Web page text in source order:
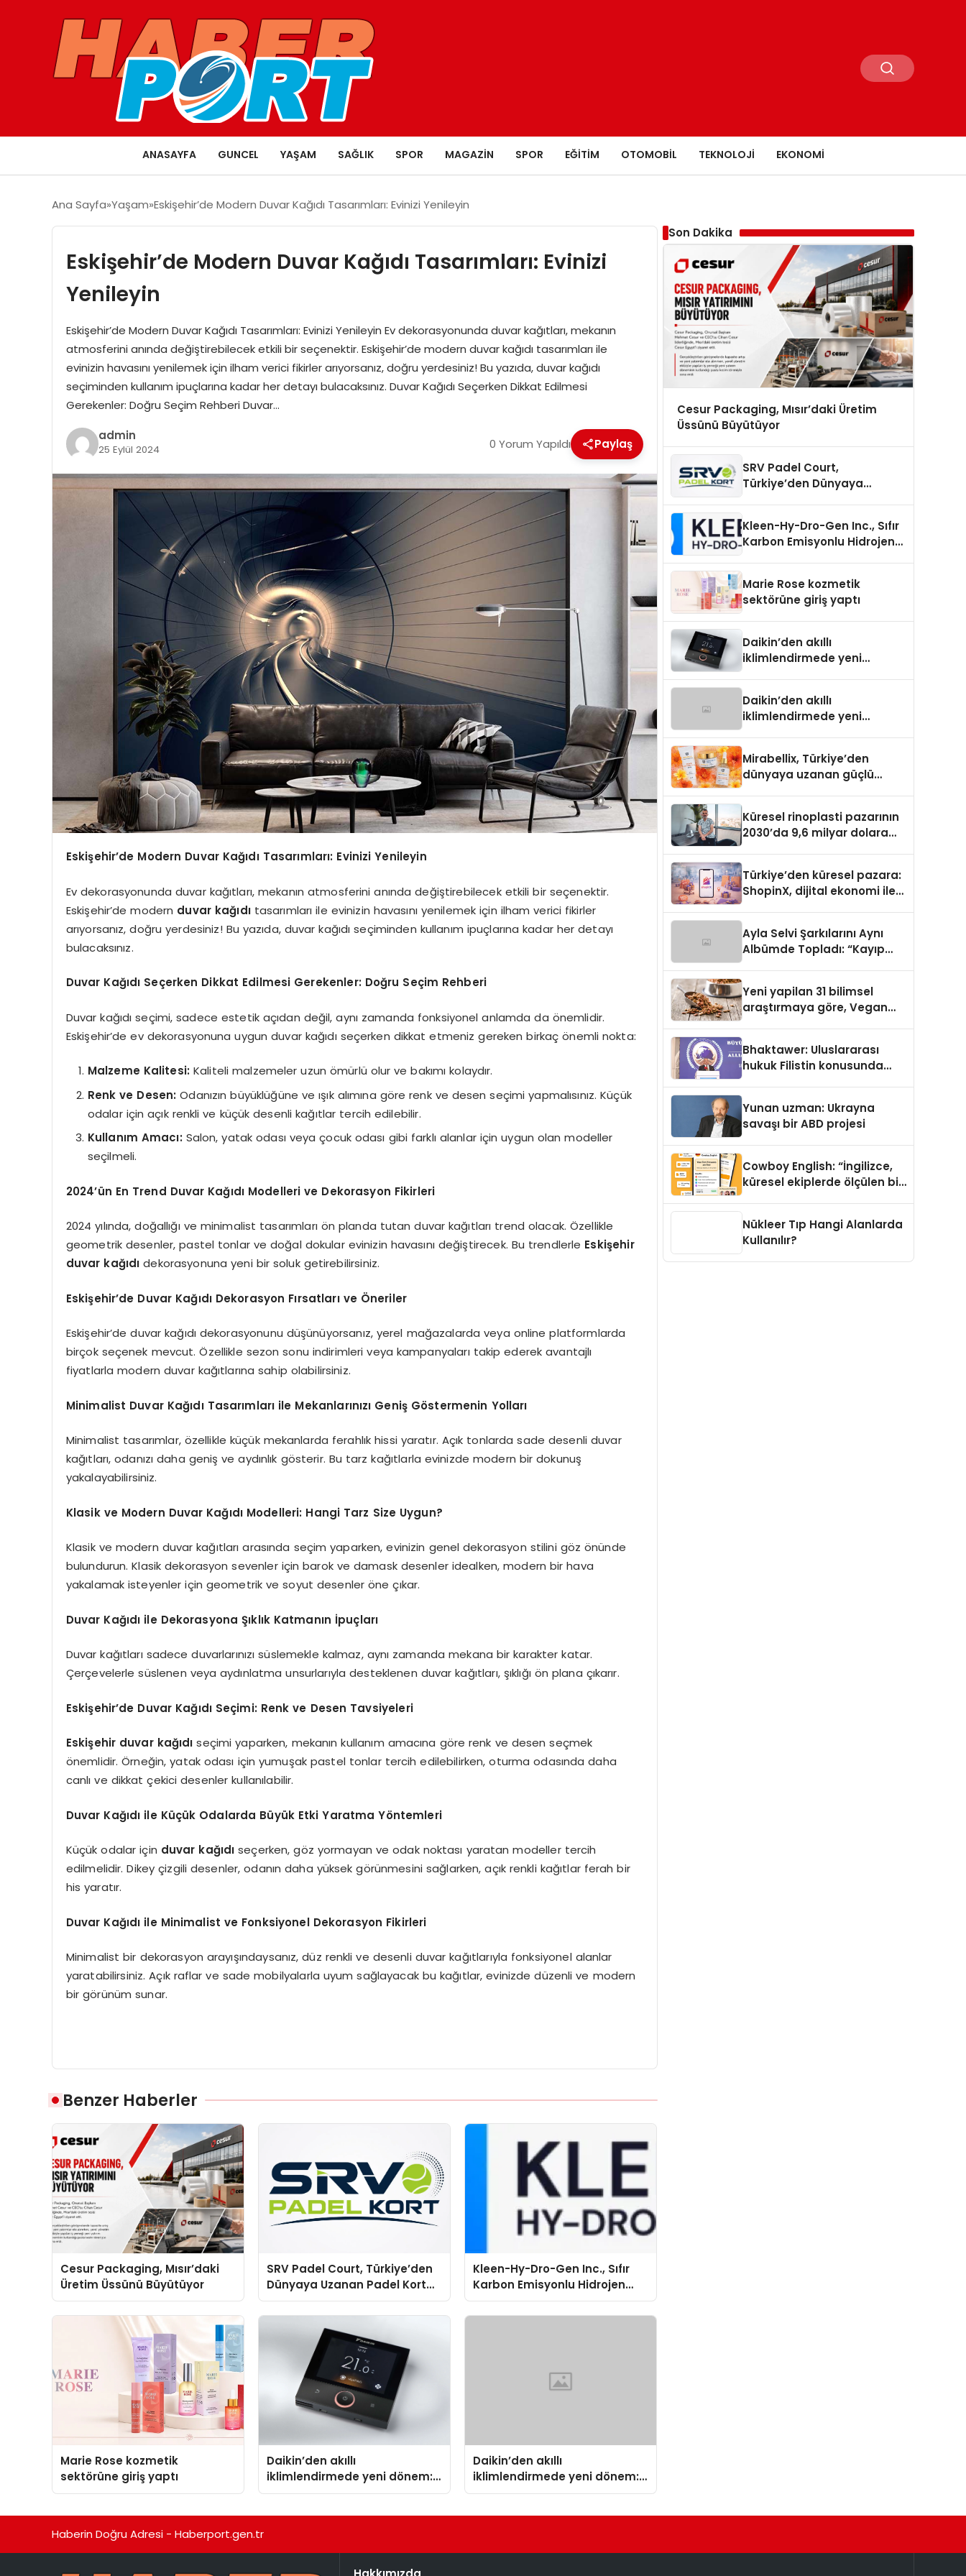
ANASAYFA GUNCEL YAŞAM SAĞLIK SPOR MAGAZIN SPOR EĞITIM OTOMOBIL TEKNOLOJI EKONOMI
Ana Sayfa Yaşam Eskişehir’de Modern Duvar Kağıdı Tasarımları: Evinizi Yenileyin
Eskişehir’de Modern Duvar Kağıdı Tasarımları: Evinizi
Yenileyin
Eskişehir’de Modern Duvar Kağıdı Tasarımları: Evinizi Yenileyin Ev dekorasyonunda duvar kağıtları, mekanın
atmosferini anında değiştirebilecek etkili bir seçenektir. Eskişehir’de modern duvar kağıdı tasarımları ile
evinizin havasını yenilemek için ilham verici fikirler arıyorsanız, doğru yerdesiniz! Bu yazıda, duvar kağıdı
seçiminden kullanım ipuçlarına kadar her detayı bulacaksınız. Duvar Kağıdı Seçerken Dikkat Edilmesi
Gerekenler: Doğru Seçim Rehberi Duvar…
admin
25 Eylül 2024 0 Yorum Yapıldı Paylaş
Eskişehir’de Modern Duvar Kağıdı Tasarımları: Evinizi Yenileyin
Ev dekorasyonunda duvar kağıtları, mekanın atmosferini anında değiştirebilecek etkili bir seçenektir.
Eskişehir’de modern duvar kağıdıtasarımları ile evinizin havasını yenilemek için ilham verici fikirler
arıyorsanız, doğru yerdesiniz! Bu yazıda, duvar kağıdı seçiminden kullanım ipuçlarına kadar her detayı
bulacaksınız.
Duvar Kağıdı Seçerken Dikkat Edilmesi Gerekenler: Doğru Seçim Rehberi
Duvar kağıdı seçimi, sadece estetik açıdan değil, aynı zamanda fonksiyonel anlamda da önemlidir.
Eskişehir’de ev dekorasyonuna uygun duvar kağıdı seçerken dikkat etmeniz gereken birkaç önemli nokta:
Malzeme Kalitesi: Kaliteli malzemeler uzun ömürlü olur ve bakımı kolaydır.
Renk ve Desen: Odanızın büyüklüğüne ve ışık alımına göre renk ve desen seçimi yapmalısınız. Küçük
odalar için açık renkli ve küçük desenli kağıtlar tercih edilebilir.
Kullanım Amacı: Salon, yatak odası veya çocuk odası gibi farklı alanlar için uygun olan modeller
seçilmeli.
2024’ün En Trend Duvar Kağıdı Modelleri ve Dekorasyon Fikirleri
2024 yılında, doğallığı ve minimalist tasarımları ön planda tutan duvar kağıtları trend olacak. Özellikle
geometrik desenler, pastel tonlar ve doğal dokular evinizin havasını değiştirecek. Bu trendlerle Eskişehir
duvar kağıdı dekorasyonuna yeni bir soluk getirebilirsiniz.
Eskişehir’de Duvar Kağıdı Dekorasyon Fırsatları ve Öneriler
Eskişehir’de duvar kağıdı dekorasyonunu düşünüyorsanız, yerel mağazalarda veya online platformlarda
birçok seçenek mevcut. Özellikle sezon sonu indirimleri veya kampanyaları takip ederek avantajlı
fiyatlarla modern duvar kağıtlarına sahip olabilirsiniz.
Minimalist Duvar Kağıdı Tasarımları ile Mekanlarınızı Geniş Göstermenin Yolları
Minimalist tasarımlar, özellikle küçük mekanlarda ferahlık hissi yaratır. Açık tonlarda sade desenli duvar
kağıtları, odanızı daha geniş ve aydınlık gösterir. Bu tarz kağıtlarla evinizde modern bir dokunuş
yakalayabilirsiniz.
Klasik ve Modern Duvar Kağıdı Modelleri: Hangi Tarz Size Uygun?
Klasik ve modern duvar kağıtları arasında seçim yaparken, evinizin genel dekorasyon stilini göz önünde
bulundurun. Klasik dekorasyon sevenler için barok ve damask desenler idealken, modern bir hava
yakalamak isteyenler için geometrik ve soyut desenler öne çıkar.
Duvar Kağıdı ile Dekorasyona Şıklık Katmanın İpuçları
Duvar kağıtları sadece duvarlarınızı süslemekle kalmaz, aynı zamanda mekana bir karakter katar.
Çerçevelerle süslenen veya aydınlatma unsurlarıyla desteklenen duvar kağıtları, şıklığı ön plana çıkarır.
Eskişehir’de Duvar Kağıdı Seçimi: Renk ve Desen Tavsiyeleri
Eskişehir duvar kağıdı seçimi yaparken, mekanın kullanım amacına göre renk ve desen seçmek
önemlidir. Örneğin, yatak odası için yumuşak pastel tonlar tercih edilebilirken, oturma odasında daha
canlı ve dikkat çekici desenler kullanılabilir.
Duvar Kağıdı ile Küçük Odalarda Büyük Etki Yaratma Yöntemleri
Küçük odalar için duvar kağıdı seçerken, göz yormayan ve odak noktası yaratan modeller tercih
edilmelidir. Dikey çizgili desenler, odanın daha yüksek görünmesini sağlarken, açık renkli kağıtlar ferah bir
his yaratır.
Duvar Kağıdı ile Minimalist ve Fonksiyonel Dekorasyon Fikirleri
Minimalist bir dekorasyon arayışındaysanız, düz renkli ve desenli duvar kağıtlarıyla fonksiyonel alanlar
yaratabilirsiniz. Açık raflar ve sade mobilyalarla uyum sağlayacak bu kağıtlar, evinizde düzenli ve modern
bir görünüm sunar.
Benzer Haberler
Cesur Packaging, Mısır’daki
Üretim Üssünü Büyütüyor
SRV Padel Court, Türkiye’den
Dünyaya Uzanan Padel Kort
Üretiminde Güvenin Adresi
Kleen-Hy-Dro-Gen Inc., Sıfır
Karbon Emisyonlu Hidrojen
Isıtma Teknolojisinde ISO ve
TSSA Düzenleyici Onaylarını
Marie Rose kozmetik
sektörüne giriş yaptı
Daikin’den akıllı
iklimlendirmede yeni dönem:
Madoka Plus Türkiye’de
Daikin’den akıllı
iklimlendirmede yeni dönem:
Madoka Plus Türkiye’de
Son Dakika
Cesur Packaging, Mısır’daki Üretim
Üssünü Büyütüyor
SRV Padel Court,
Türkiye’den Dünyaya
Kleen-Hy-Dro-Gen Inc., Sıfır
Karbon Emisyonlu Hidrojen
Aldı
Marie Rose kozmetik
sektörüne giriş yaptı
Daikin’den akıllı
iklimlendirmede yeni
Daikin’den akıllı
iklimlendirmede yeni
Mirabellix, Türkiye’den
dünyaya uzanan güçlü
Küresel rinoplasti pazarının
2030’da 9,6 milyar dolara
Türkiye’den küresel pazara:
ShopinX, dijital ekonomi ile
Ayla Selvi Şarkılarını Aynı
Albümde Topladı: “Kayıp
Yeni yapilan 31 bilimsel
araştırmaya göre, Vegan
Sindirildiğini Ortaya Koydu
Bhaktawer: Uluslararası
hukuk Filistin konusunda
Yunan uzman: Ukrayna
savaşı bir ABD projesi
Cowboy English: “İngilizce,
küresel ekiplerde ölçülen bir
Nükleer Tıp Hangi Alanlarda
Kullanılır?
Haberin Doğru Adresi - Haberport.gen.tr